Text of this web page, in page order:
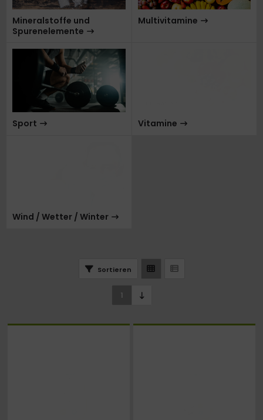
Mineralstoffe und
Spurenelemente
Multivitamine
Sport Vitamine
Wind / Wetter / Winter
Sortieren
1